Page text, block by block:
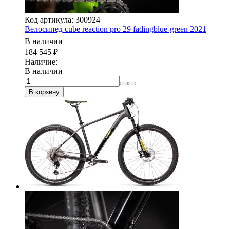
Код артикула: 300924
Велосипед cube reaction pro 29 fadingblue-green 2021
В наличии
184 545 ₽
Наличие:
В наличии
В корзину